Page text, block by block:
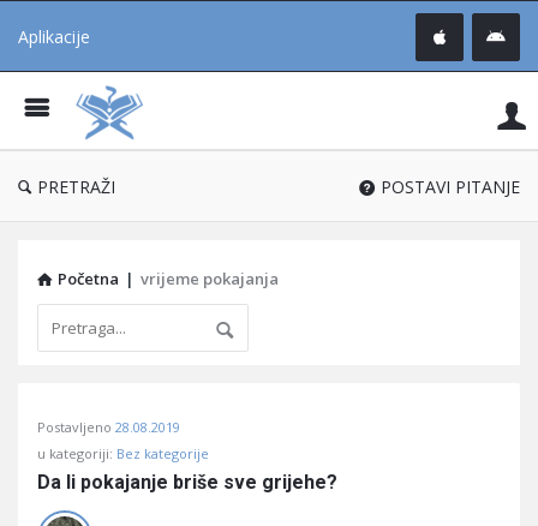
Aplikacije
®
PRETRAŽI POSTAVI PITANJE
Početna | vrijeme pokajanja
Učene
Latest
Postavljeno 28.08.2019
u kategoriji: Bez kategorije
Da li pokajanje briše sve grijehe?